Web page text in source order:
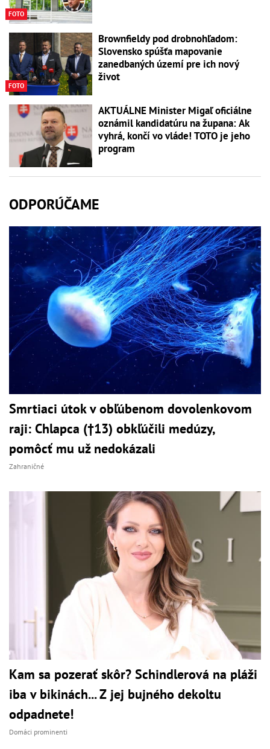
FOTO
FOTO
Brownfieldy pod drobnohľadom:
Slovensko spúšťa mapovanie
zanedbaných území pre ich nový
život
AKTUÁLNE Minister Migaľ oficiálne
oznámil kandidatúru na župana: Ak
vyhrá, končí vo vláde! TOTO je jeho
program
ODPORÚČAME
Smrtiaci útok v obľúbenom dovolenkovom
raji: Chlapca (†13) obkľúčili medúzy,
pomôcť mu už nedokázali
Zahraničné
Kam sa pozerať skôr? Schindlerová na pláži
iba v bikinách... Z jej bujného dekoltu
odpadnete!
Domáci prominenti